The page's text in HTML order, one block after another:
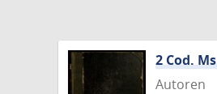
2 Cod.
Autoren